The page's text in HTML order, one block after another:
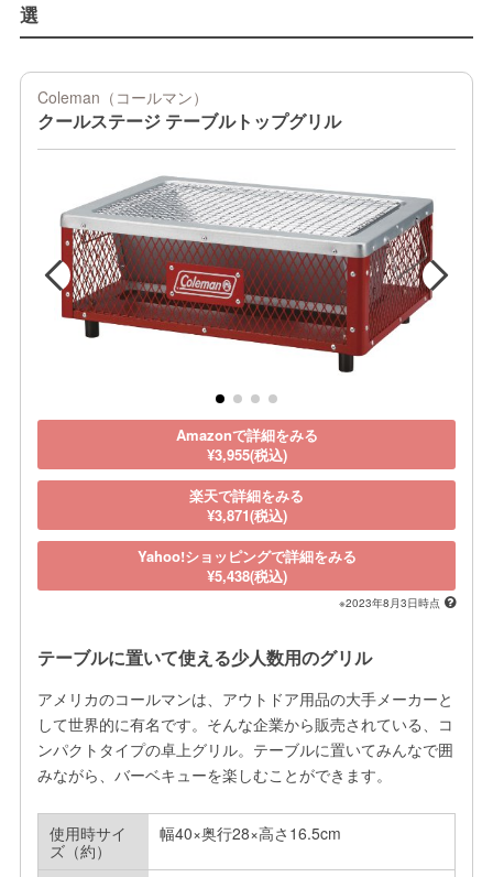
選
Coleman（コールマン）
クールステージ テーブルトップグリル
Amazonで詳細をみる
¥3,955(税込)
楽天で詳細をみる
¥3,871(税込)
Yahoo!ショッピングで詳細をみる
¥5,438(税込)
※2023年8月3日時点
テーブルに置いて使える少人数用のグリル
アメリカのコールマンは、アウトドア用品の大手メーカーと
して世界的に有名です。そんな企業から販売されている、コ
ンパクトタイプの卓上グリル。テーブルに置いてみんなで囲
みながら、バーベキューを楽しむことができます。
使用時サイ
ズ（約）
幅40×奥行28×高さ16.5cm